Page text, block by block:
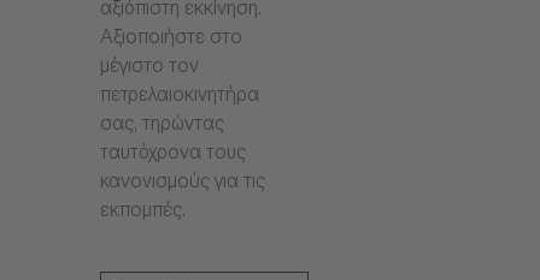
αξιόπιστη εκκίνηση.
Αξιοποιήστε στο
μέγιστο τον
πετρελαιοκινητήρα
σας, τηρώντας
ταυτόχρονα τους
κανονισμούς για τις
εκπομπές.